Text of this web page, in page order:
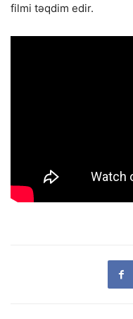
filmi təqdim edir.